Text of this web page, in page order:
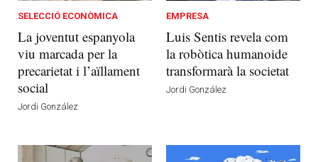
SELECCIÓ ECONÒMICA
La joventut espanyola
viu marcada per la
precarietat i l’aïllament
social
Jordi González
EMPRESA
Luis Sentis revela com
la robòtica humanoide
transformarà la societat
Jordi González